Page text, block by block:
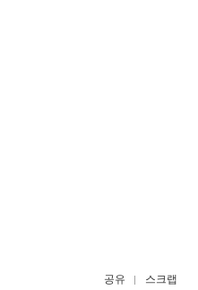
공유 스크랩